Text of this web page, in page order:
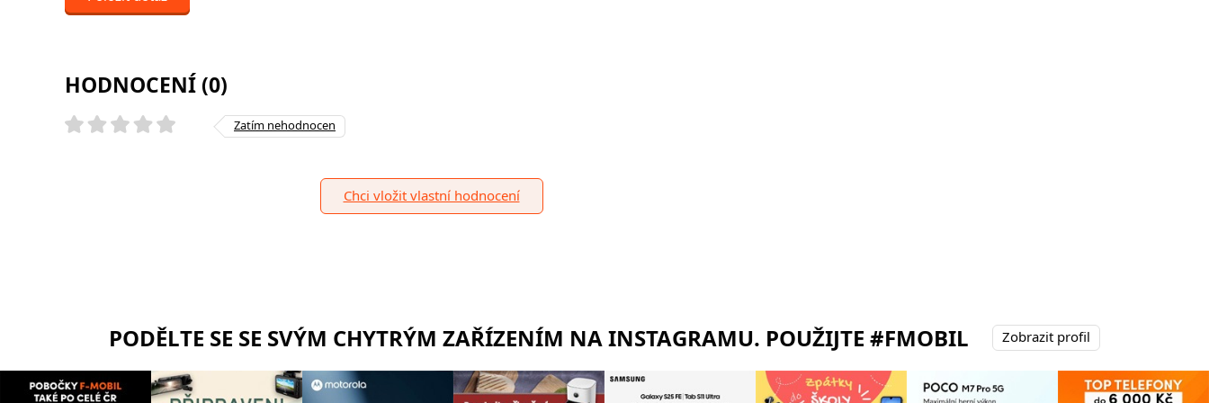
HODNOCENÍ (0)
Zatím nehodnocen
Chci vložit vlastní hodnocení
PODĚLTE SE SE SVÝM CHYTRÝM ZAŘÍZENÍM NA INSTAGRAMU. POUŽIJTE #FMOBIL Zobrazit profil